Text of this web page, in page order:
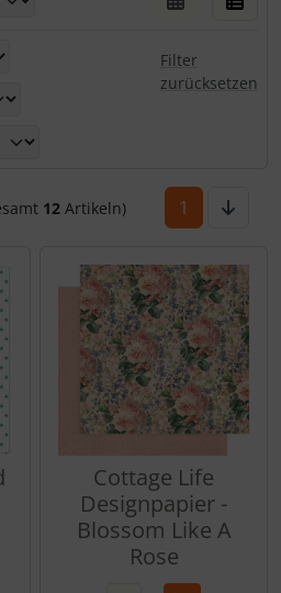
Artikel nach ihren
Filter
zurücksetzen
12Artikeln) 1
Cottage Life
Designpapier -
Blossom Like A
Rose